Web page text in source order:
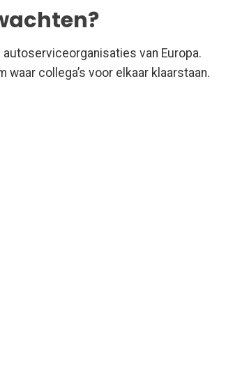
van Europa.
collega’s voor elkaar klaarstaan.